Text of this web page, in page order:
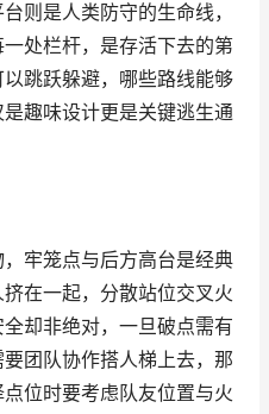
则是人类防守的生命线，
处栏杆，是存活下去的第
跳跃躲避，哪些路线能够
趣味设计更是关键逃生通
牢笼点与后方高台是经典
在一起，分散站位交叉火
却非绝对，一旦破点需有
团队协作搭人梯上去，那
位时要考虑队友位置与火